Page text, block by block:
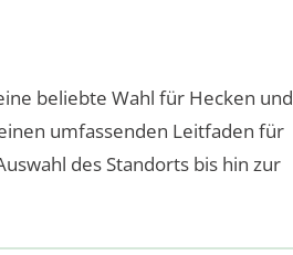
beliebte Wahl für Hecken und
umfassenden Leitfaden für
des Standorts bis hin zur